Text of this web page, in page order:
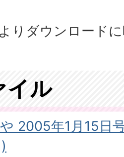
りダウンロード
イル
2005年1月15日